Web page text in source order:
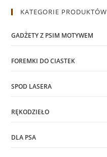
KATEGORIE PRODUKTÓW
GADŻETY Z PSIM MOTYWEM
FOREMKI DO CIASTEK
SPOD LASERA
RĘKODZIEŁO
DLA PSA